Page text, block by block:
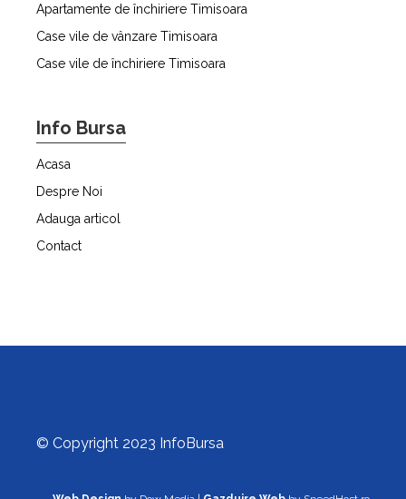
Apartamente de închiriere Timisoara
Case vile de vânzare Timisoara
Case vile de închiriere Timisoara
Info Bursa
Acasa
Despre Noi
Adauga articol
Contact
© Copyright 2023 InfoBursa